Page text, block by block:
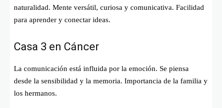
naturalidad. Mente versátil, curiosa y comunicativa. Facilidad
para aprender y conectar ideas.
Casa 3 en Cáncer
La comunicación está influida por la emoción. Se piensa
desde la sensibilidad y la memoria. Importancia de la familia y
los hermanos.